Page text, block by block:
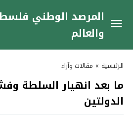
المرصد الوطني
والعالم
الرئيسية » مقالات وآراء
ما بعد انهيار السلطة
الدولتين